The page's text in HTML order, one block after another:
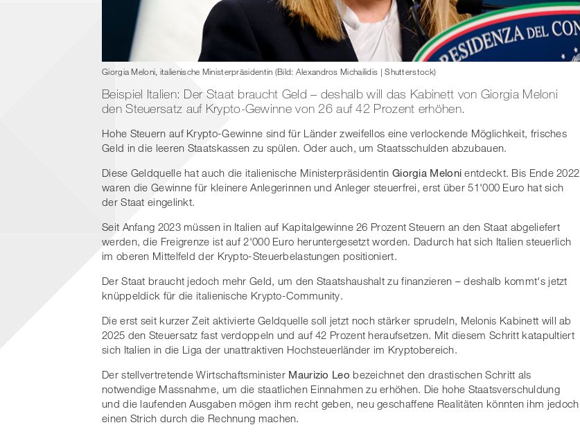
Giorgia Meloni, italienische Ministerpräsidentin (Bild: Alexandros Michailidis | Shutterstock)
Beispiel Italien: Der Staat braucht Geld – deshalb will das Kabinett von Giorgia Meloni
den Steuersatz auf Krypto-Gewinne von 26 auf 42 Prozent erhöhen.
Hohe Steuern auf Krypto-Gewinne sind für Länder zweifellos eine verlockende Möglichkeit, frisches
Geld in die leeren Staatskassen zu spülen. Oder auch, um Staatsschulden abzubauen.
Diese Geldquelle hat auch die italienische Ministerpräsidentin Giorgia Meloni entdeckt. Bis Ende 2022
waren die Gewinne für kleinere Anlegerinnen und Anleger steuerfrei, erst über 51'000 Euro hat sich
der Staat eingelinkt.
Seit Anfang 2023 müssen in Italien auf Kapitalgewinne 26 Prozent Steuern an den Staat abgeliefert
werden, die Freigrenze ist auf 2'000 Euro heruntergesetzt worden. Dadurch hat sich Italien steuerlich
im oberen Mittelfeld der Krypto-Steuerbelastungen positioniert.
Der Staat braucht jedoch mehr Geld, um den Staatshaushalt zu finanzieren – deshalb kommt's jetzt
knüppeldick für die italienische Krypto-Community.
Die erst seit kurzer Zeit aktivierte Geldquelle soll jetzt noch stärker sprudeln, Melonis Kabinett will ab
2025 den Steuersatz fast verdoppeln und auf 42 Prozent heraufsetzen. Mit diesem Schritt katapultiert
sich Italien in die Liga der unattraktiven Hochsteuerländer im Kryptobereich.
Der stellvertretende Wirtschaftsminister Maurizio Leo bezeichnet den drastischen Schritt als
notwendige Massnahme, um die staatlichen Einnahmen zu erhöhen. Die hohe Staatsverschuldung
und die laufenden Ausgaben mögen ihm recht geben, neu geschaffene Realitäten könnten ihm jedoch
einen Strich durch die Rechnung machen.